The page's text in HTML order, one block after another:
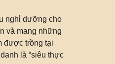
nghỉ dưỡng cho
và mang những
được trồng tại
là “siêu thực